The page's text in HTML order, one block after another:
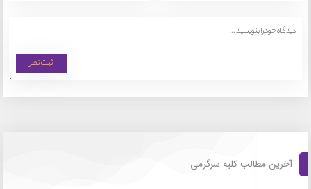
آخرین مطالب کلبه سرگرمی